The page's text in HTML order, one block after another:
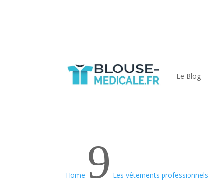
Le Blog
Home 9 Les vêtements professionnels